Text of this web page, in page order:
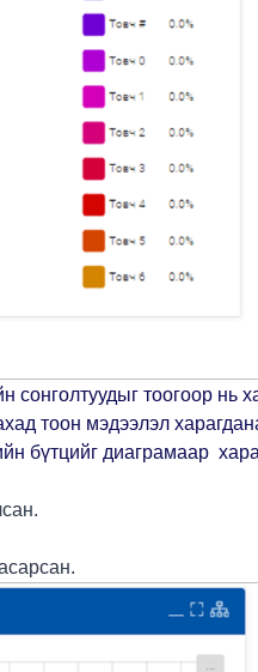
сонголтуудыг тоогоор нь
тоон мэдээлэл
бүтцийг диаграмаар